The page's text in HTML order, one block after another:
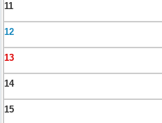
11
12
13
14
15